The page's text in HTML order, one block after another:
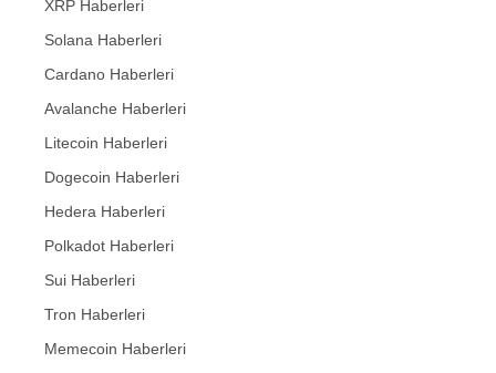
XRP Haberleri
Solana Haberleri
Cardano Haberleri
Avalanche Haberleri
Litecoin Haberleri
Dogecoin Haberleri
Hedera Haberleri
Polkadot Haberleri
Sui Haberleri
Tron Haberleri
Memecoin Haberleri